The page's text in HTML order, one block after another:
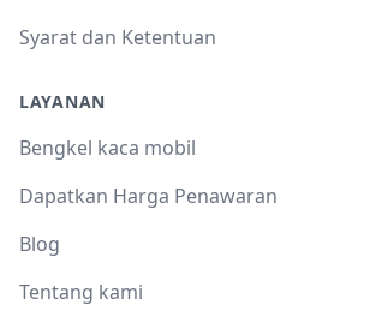
Syarat dan Ketentuan
LAYANAN
Bengkel kaca mobil
Dapatkan Harga Penawaran
Blog
Tentang kami